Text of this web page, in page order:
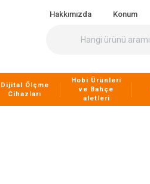
Hakkımızda Konum
Dijital Ölçme
Cihazları
Hobi Ürünleri
ve Bahçe
aletleri